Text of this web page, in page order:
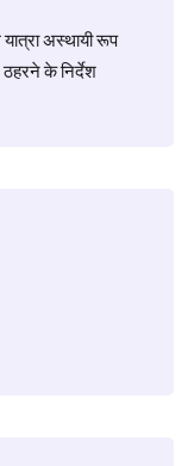
अस्थायी रूप
ठहरने के निर्देश